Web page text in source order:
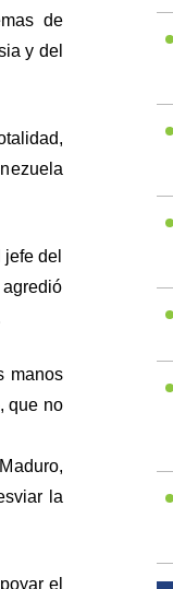
de
y del
del
manos
que no
la
el